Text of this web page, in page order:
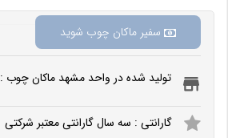
سفیر ماکان چوب شوید
تولید شده در واحد مشهد ماکان چوب :
گارانتی : سه سال گارانتی معتبر شرکتی